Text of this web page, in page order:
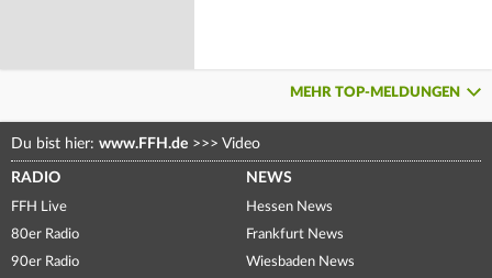
MEHR TOP-MELDUNGEN
Du bist hier: www.FFH.de >>> Video
RADIO
FFH Live
80er Radio
90er Radio
NEWS
Hessen News
Frankfurt News
Wiesbaden News